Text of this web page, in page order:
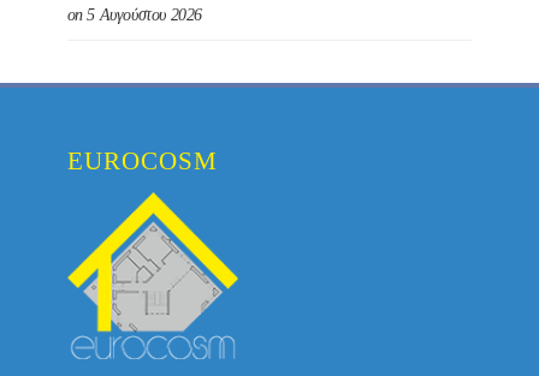
on 5 Αυγούστου 2026
EUROCOSM